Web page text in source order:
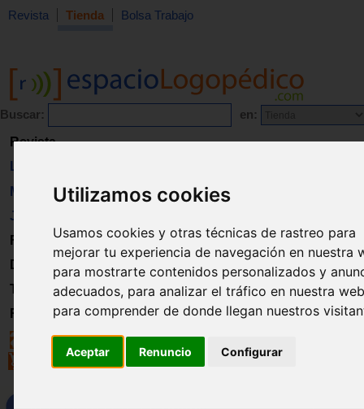
Utilizamos cookies
Usamos cookies y otras técnicas de rastreo para
mejorar tu experiencia de navegación en nuestra
para mostrarte contenidos personalizados y
adecuados, para analizar el tráfico en nuestra
para comprender de donde llegan nuestros
Aceptar Renuncio Configurar
Revista Tienda Bolsa Trabajo
Buscar: en:
Revista
Libros
Material
Juguetes
Formación
Directorio
Trabajo
Registro